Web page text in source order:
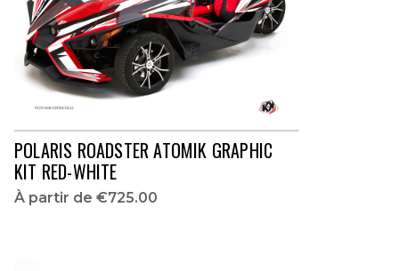
POLARIS ROADSTER ATOMIK GRAPHIC
KIT RED-WHITE
À partir de €725.00